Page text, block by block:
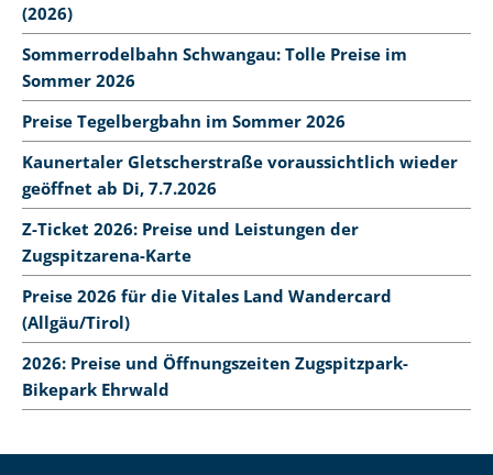
(2026)
Sommerrodelbahn Schwangau: Tolle Preise im
Sommer 2026
Preise Tegelbergbahn im Sommer 2026
Kaunertaler Gletscherstraße voraussichtlich wieder
geöffnet ab Di, 7.7.2026
Z-Ticket 2026: Preise und Leistungen der
Zugspitzarena-Karte
Preise 2026 für die Vitales Land Wandercard
(Allgäu/Tirol)
2026: Preise und Öffnungszeiten Zugspitzpark-
Bikepark Ehrwald